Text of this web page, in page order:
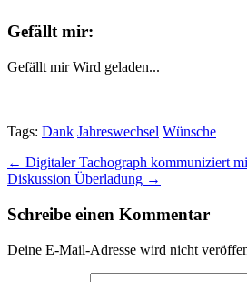
Gefällt mir:
Gefällt mir Wird geladen...
Tags: Dank Jahreswechsel Wünsche
Post
navigation
← Digitaler Tachograph kommuniziert
Diskussion Überladung →
Schreibe einen Kommentar
Deine E-Mail-Adresse wird nicht